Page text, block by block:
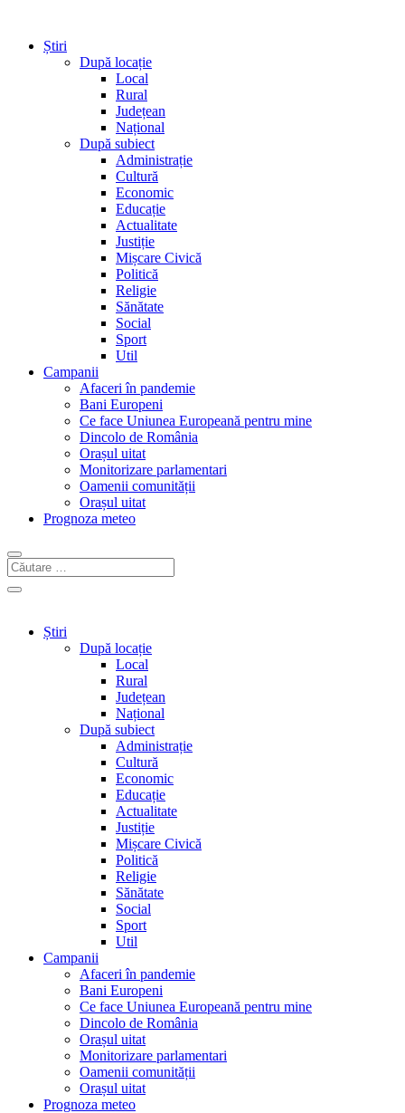
Știri
După locație
Local
Rural
Județean
Național
După subiect
Administrație
Cultură
Economic
Educație
Actualitate
Justiție
Mișcare Civică
Politică
Religie
Sănătate
Social
Sport
Util
Campanii
Afaceri în pandemie
Bani Europeni
Ce face Uniunea Europeană pentru mine
Dincolo de România
Orașul uitat
Monitorizare parlamentari
Oamenii comunității
Orașul uitat
Prognoza meteo
Știri
După locație
Local
Rural
Județean
Național
După subiect
Administrație
Cultură
Economic
Educație
Actualitate
Justiție
Mișcare Civică
Politică
Religie
Sănătate
Social
Sport
Util
Campanii
Afaceri în pandemie
Bani Europeni
Ce face Uniunea Europeană pentru mine
Dincolo de România
Orașul uitat
Monitorizare parlamentari
Oamenii comunității
Orașul uitat
Prognoza meteo